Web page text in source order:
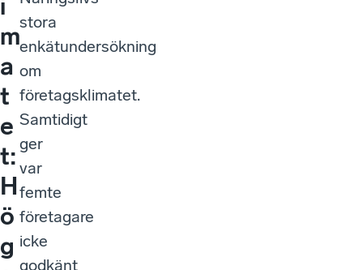
i
m
a
t
e
t:
H
ö
g
stora
enkätundersökning
om
företagsklimatet.
Samtidigt
ger
var
femte
företagare
icke
godkänt